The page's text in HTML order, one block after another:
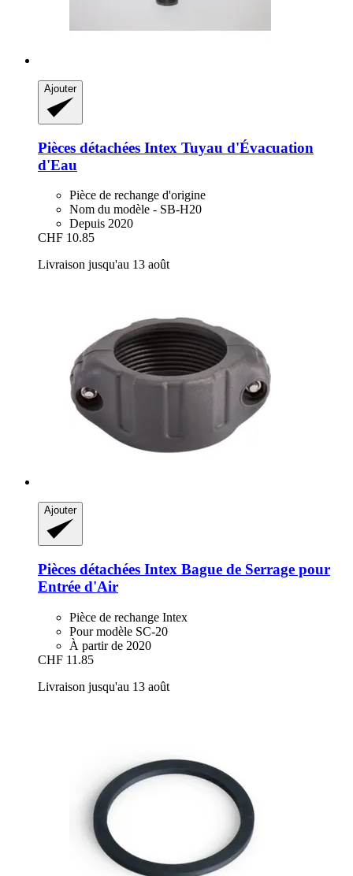
Ajouter
Pièces détachées Intex Tuyau d'Évacuation
d'Eau
Pièce de rechange d'origine
Nom du modèle - SB-H20
Depuis 2020
CHF 10.85
Livraison jusqu'au 13 août
Ajouter
Pièces détachées Intex Bague de Serrage pour
Entrée d'Air
Pièce de rechange Intex
Pour modèle SC-20
À partir de 2020
CHF 11.85
Livraison jusqu'au 13 août